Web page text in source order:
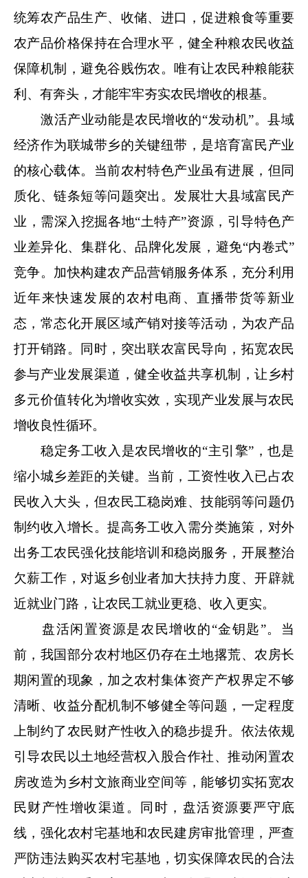
统筹农产品生产、收储、进口，促进粮食等重要
农产品价格保持在合理水平，健全种粮农民收益
保障机制，避免谷贱伤农。唯有让农民种粮能获
利、有奔头，才能牢牢夯实农民增收的根基。
激活产业动能是农民增收的“发动机”。县域
经济作为联城带乡的关键纽带，是培育富民产业
的核心载体。当前农村特色产业虽有进展，但同
质化、链条短等问题突出。发展壮大县域富民产
业，需深入挖掘各地“土特产”资源，引导特色产
业差异化、集群化、品牌化发展，避免“内卷式”
竞争。加快构建农产品营销服务体系，充分利用
近年来快速发展的农村电商、直播带货等新业
态，常态化开展区域产销对接等活动，为农产品
打开销路。同时，突出联农富民导向，拓宽农民
参与产业发展渠道，健全收益共享机制，让乡村
多元价值转化为增收实效，实现产业发展与农民
增收良性循环。
稳定务工收入是农民增收的“主引擎”，也是
缩小城乡差距的关键。当前，工资性收入已占农
民收入大头，但农民工稳岗难、技能弱等问题仍
制约收入增长。提高务工收入需分类施策，对外
出务工农民强化技能培训和稳岗服务，开展整治
欠薪工作，对返乡创业者加大扶持力度、开辟就
近就业门路，让农民工就业更稳、收入更实。
盘活闲置资源是农民增收的“金钥匙”。当
前，我国部分农村地区仍存在土地撂荒、农房长
期闲置的现象，加之农村集体资产产权界定不够
清晰、收益分配机制不够健全等问题，一定程度
上制约了农民财产性收入的稳步提升。依法依规
引导农民以土地经营权入股合作社、推动闲置农
房改造为乡村文旅商业空间等，能够切实拓宽农
民财产性增收渠道。同时，盘活资源要严守底
线，强化农村宅基地和农民建房审批管理，严查
严防违法购买农村宅基地，切实保障农民的合法